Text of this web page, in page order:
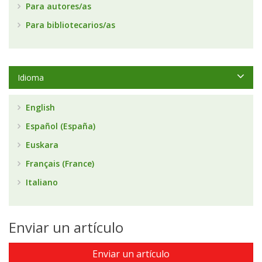
Para autores/as
Para bibliotecarios/as
Idioma
English
Español (España)
Euskara
Français (France)
Italiano
Enviar un artículo
Enviar un artículo